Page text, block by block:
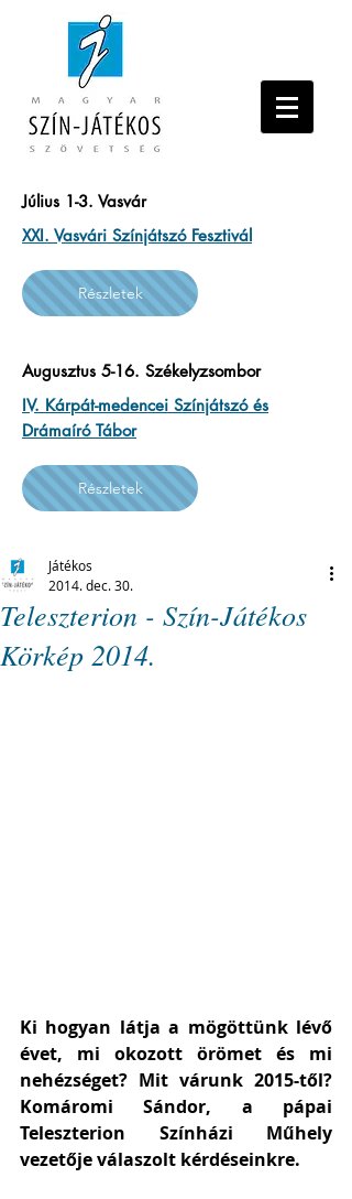
Július 1-3. Vasvár
XXI. Vasvári Színjátszó Fesztivál
Részletek
Augusztus 5-16. Székelyzsombor
IV. Kárpát-medencei Színjátszó és
Drámaíró Tábor
Részletek
Teleszterion - Szín-Játékos
Körkép 2014.
Játékos
2014. dec. 30.
Ki hogyan látja a mögöttünk lévő
évet, mi okozott örömet és mi
nehézséget? Mit várunk 2015-től?
Komáromi Sándor, a pápai
Teleszterion Színházi Műhely
vezetője válaszolt kérdéseinkre.